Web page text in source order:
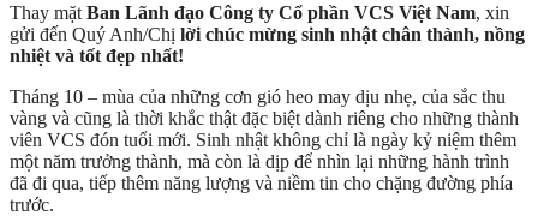
Thay mặt Ban Lãnh đạo Công ty Cổ phần VCS Việt Nam, xin
gửi đến Quý Anh/Chị lời chúc mừng sinh nhật chân thành, nồng
nhiệt và tốt đẹp nhất!
Tháng 10 – mùa của những cơn gió heo may dịu nhẹ, của sắc thu
vàng và cũng là thời khắc thật đặc biệt dành riêng cho những thành
viên VCS đón tuổi mới. Sinh nhật không chỉ là ngày kỷ niệm thêm
một năm trưởng thành, mà còn là dịp để nhìn lại những hành trình
đã đi qua, tiếp thêm năng lượng và niềm tin cho chặng đường phía
trước.